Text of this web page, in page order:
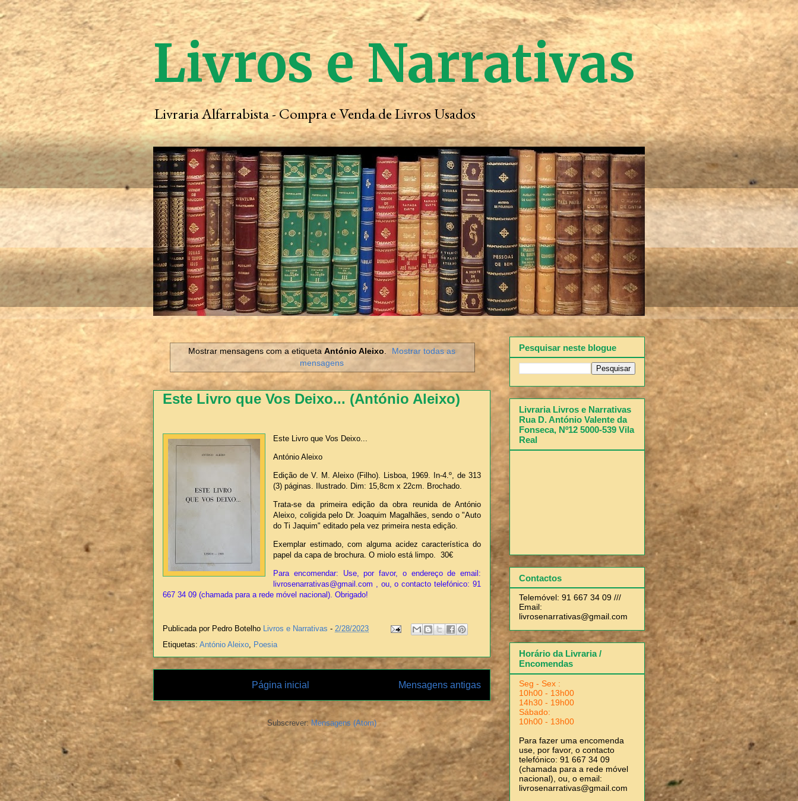
Livros e Narrativas
Livraria Alfarrabista - Compra e Venda de Livros Usados
Mostrar mensagens com a etiqueta António Aleixo
Mostrar todas as
mensagens
Este Livro que Vos Deixo... (António Aleixo)
Este Livro que Vos Deixo...
António Aleixo
Edição de V. M. Aleixo (Filho). Lisboa, 1969. In-4.º, de 313
(3) páginas. Ilustrado. Dim: 15,8cm x 22cm. Brochado.
Trata-se da primeira edição da obra reunida de António
Aleixo, coligida pelo Dr. Joaquim Magalhães, sendo o "Auto
do Ti Jaquim" editado pela vez primeira nesta edição.
Exemplar estimado, com alguma acidez característica do
papel da capa de brochura. O miolo está limpo. 30€
Para encomendar: Use, por favor, o endereço de email:
livrosenarrativas@gmail.com , ou, o contacto telefónico: 91
667 34 09 (chamada para a rede móvel nacional). Obrigado!
Publicada por Pedro Botelho Livros e Narrativas - 2/28/2023
Etiquetas: António Aleixo, Poesia
Mensagens antigas
Página inicial
Subscrever:Mensagens (Atom)
Pesquisar neste blogue
Livraria Livros e Narrativas
Rua D. António Valente da
Fonseca, Nº12 5000-539 Vila
Real
Contactos
Telemóvel: 91 667 34 09 ///
Email:
livrosenarrativas@gmail.com
Horário da Livraria /
Encomendas
Seg - Sex :
10h00 - 13h00
14h30 - 19h00
Sábado:
10h00 - 13h00
Para fazer uma encomenda
use, por favor, o contacto
telefónico: 91 667 34 09
(chamada para a rede móvel
nacional), ou, o email:
livrosenarrativas@gmail.com